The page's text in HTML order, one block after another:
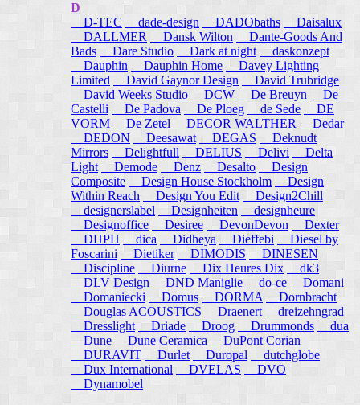
D
D-TEC
dade-design DADObaths
Daisalux
DALLMER
Dansk Wilton
Dante-Goods And
Bads
Dare Studio Dark at night
daskonzept
Dauphin
Dauphin Home
Davey Lighting
Limited
David Gaynor Design
David Trubridge
David Weeks Studio
DCW De Breuyn
De
Castelli
De Padova De Ploeg de Sede
DE
VORM
De Zetel DECOR WALTHER
Dedar
DEDON
Deesawat DEGAS
Deknudt
Mirrors
Delightfull DELIUS Delivi
Delta
Light
Demode Denz Desalto
Design
Composite
Design House Stockholm
Design
Within Reach
Design You Edit
Design2Chill
designerslabel
Designheiten
designheure
Designoffice
Desiree DevonDevon
Dexter
DHPH
dica Didheya Dieffebi
Diesel by
Foscarini
Dietiker DIMODIS
DINESEN
Discipline
Diurne Dix Heures Dix
dk3
DLV Design
DND Maniglie do-ce
Domani
Domaniecki
Domus DORMA
Dornbracht
Douglas ACOUSTICS
Draenert
dreizehngrad
Dresslight Driade Droog Drummonds
dua
Dune
Dune Ceramica
DuPont Corian
DURAVIT
Durlet Duropal
dutchglobe
Dux International
DVELAS
DVO
Dynamobel